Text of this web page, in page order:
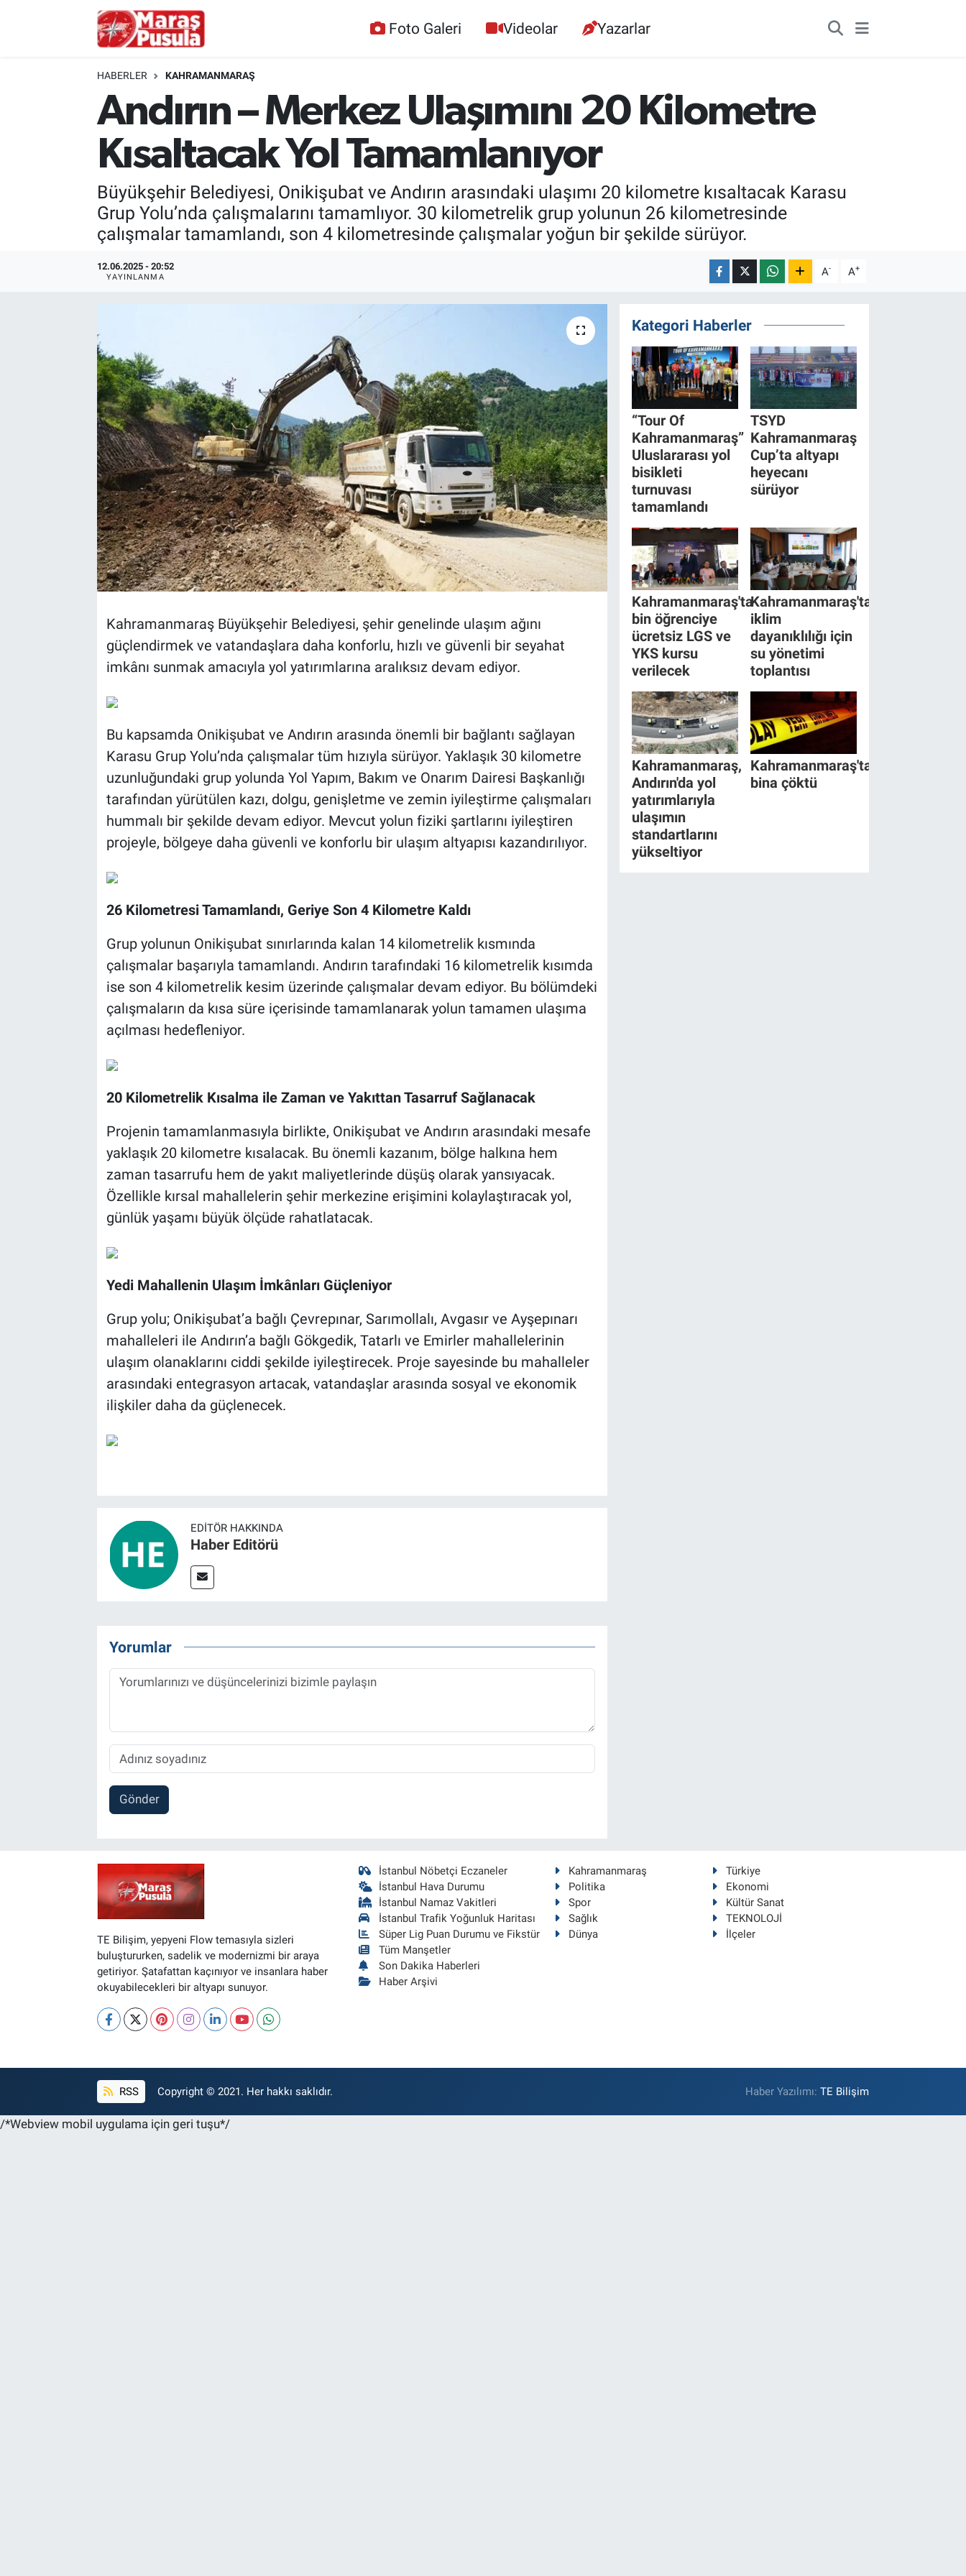
Foto Galeri Videolar Yazarlar
HABERLER KAHRAMANMARAŞ
Andırın – Merkez Ulaşımını 20 Kilometre
Kısaltacak Yol Tamamlanıyor
Büyükşehir Belediyesi, Onikişubat ve Andırın arasındaki ulaşımı 20 kilometre kısaltacak Karasu
Grup Yolu’nda çalışmalarını tamamlıyor. 30 kilometrelik grup yolunun 26 kilometresinde
çalışmalar tamamlandı, son 4 kilometresinde çalışmalar yoğun bir şekilde sürüyor.
12.06.2025 - 20:52
YAYINLANMA A- A+
Kahramanmaraş Büyükşehir Belediyesi, şehir genelinde ulaşım ağını
güçlendirmek ve vatandaşlara daha konforlu, hızlı ve güvenli bir seyahat
imkânı sunmak amacıyla yol yatırımlarına aralıksız devam ediyor.
Bu kapsamda Onikişubat ve Andırın arasında önemli bir bağlantı sağlayan
Karasu Grup Yolu’nda çalışmalar tüm hızıyla sürüyor. Yaklaşık 30 kilometre
uzunluğundaki grup yolunda Yol Yapım, Bakım ve Onarım Dairesi Başkanlığı
tarafından yürütülen kazı, dolgu, genişletme ve zemin iyileştirme çalışmaları
hummalı bir şekilde devam ediyor. Mevcut yolun fiziki şartlarını iyileştiren
projeyle, bölgeye daha güvenli ve konforlu bir ulaşım altyapısı kazandırılıyor.
26 Kilometresi Tamamlandı, Geriye Son 4 Kilometre Kaldı
Grup yolunun Onikişubat sınırlarında kalan 14 kilometrelik kısmında
çalışmalar başarıyla tamamlandı. Andırın tarafındaki 16 kilometrelik kısımda
ise son 4 kilometrelik kesim üzerinde çalışmalar devam ediyor. Bu bölümdeki
çalışmaların da kısa süre içerisinde tamamlanarak yolun tamamen ulaşıma
açılması hedefleniyor.
20 Kilometrelik Kısalma ile Zaman ve Yakıttan Tasarruf Sağlanacak
Projenin tamamlanmasıyla birlikte, Onikişubat ve Andırın arasındaki mesafe
yaklaşık 20 kilometre kısalacak. Bu önemli kazanım, bölge halkına hem
zaman tasarrufu hem de yakıt maliyetlerinde düşüş olarak yansıyacak.
Özellikle kırsal mahallelerin şehir merkezine erişimini kolaylaştıracak yol,
günlük yaşamı büyük ölçüde rahatlatacak.
Yedi Mahallenin Ulaşım İmkânları Güçleniyor
Grup yolu; Onikişubat’a bağlı Çevrepınar, Sarımollalı, Avgasır ve Ayşepınarı
mahalleleri ile Andırın’a bağlı Gökgedik, Tatarlı ve Emirler mahallelerinin
ulaşım olanaklarını ciddi şekilde iyileştirecek. Proje sayesinde bu mahalleler
arasındaki entegrasyon artacak, vatandaşlar arasında sosyal ve ekonomik
ilişkiler daha da güçlenecek.
EDITÖR HAKKINDA
Haber Editörü
Yorumlar
Gönder
Kategori Haberler
“Tour Of
Kahramanmaraş”
Uluslararası yol
bisikleti
turnuvası
tamamlandı
TSYD
Kahramanmaraş
Cup’ta altyapı
heyecanı
sürüyor
Kahramanmaraş'ta
bin öğrenciye
ücretsiz LGS ve
YKS kursu
verilecek
Kahramanmaraş'ta
iklim
dayanıklılığı için
su yönetimi
toplantısı
Kahramanmaraş,
Andırın'da yol
yatırımlarıyla
ulaşımın
standartlarını
yükseltiyor
Kahramanmaraş'ta
bina çöktü
TE Bilişim, yepyeni Flow temasıyla sizleri
buluştururken, sadelik ve modernizmi bir araya
getiriyor. Şatafattan kaçınıyor ve insanlara haber
okuyabilecekleri bir altyapı sunuyor.
İstanbul Nöbetçi Eczaneler
İstanbul Hava Durumu
İstanbul Namaz Vakitleri
İstanbul Trafik Yoğunluk Haritası
Süper Lig Puan Durumu ve Fikstür
Tüm Manşetler
Son Dakika Haberleri
Haber Arşivi
Kahramanmaraş
Türkiye
Politika
Ekonomi
Spor
Kültür Sanat
Sağlık
TEKNOLOJİ
Dünya
İlçeler
RSS Copyright © 2021. Her hakkı saklıdır. Haber Yazılımı:TE Bilişim
/*Webview mobil uygulama için geri tuşu*/
Kültür Sanat
TEKNOLOJİ
Bilim, Teknoloji
İstanbul Hava Durumu
İstanbul Namaz Vakitleri
İstanbul Trafik Yoğunluk Haritası
Süper Lig Puan Durumu ve Fikstür
Tüm Manşetler
Son Dakika Haberleri